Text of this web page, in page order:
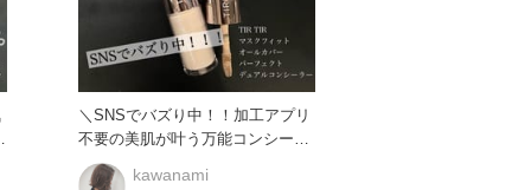
＼SNSでバズり中！！加工アプリ
不要の美肌が叶う万能コンシーラ
kawanami